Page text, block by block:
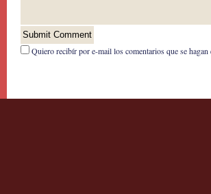
Quiero recibír por e-mail los comentarios que se hagan